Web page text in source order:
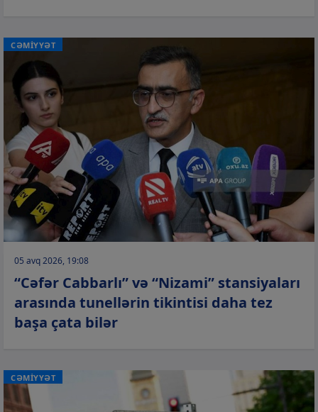
CƏMİYYƏT
05 avq 2026, 19:08
“Cəfər Cabbarlı” və “Nizami” stansiyaları
arasında tunellərin tikintisi daha tez
başa çata bilər
CƏMİYYƏT